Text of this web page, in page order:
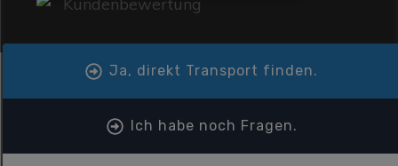
Ja, direkt Transport finden.
Ich habe noch Fragen.